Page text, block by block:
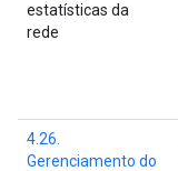
estatísticas da
rede
4.26.
Gerenciamento do